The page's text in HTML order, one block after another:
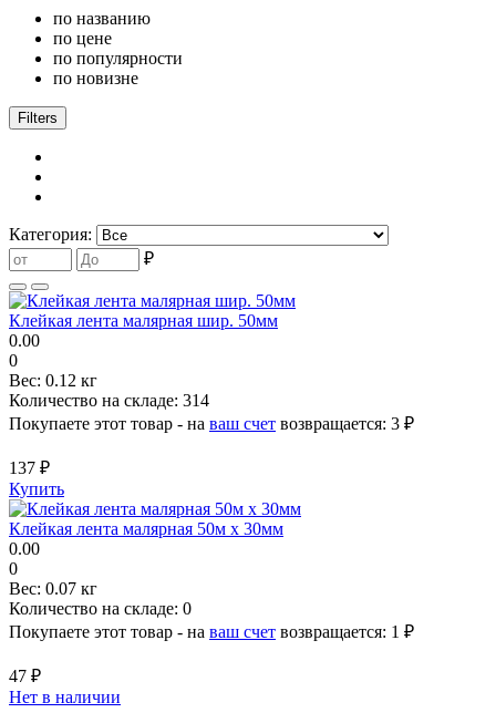
по названию
по цене
по популярности
по новизне
Filters
Категория:
₽
Клейкая лента малярная шир. 50мм
0.00
0
Вес: 0.12 кг
Количество на складе: 314
Покупаете этот товар - на ваш счет возвращается: 3 ₽
137 ₽
Купить
Клейкая лента малярная 50м х 30мм
0.00
0
Вес: 0.07 кг
Количество на складе: 0
Покупаете этот товар - на ваш счет возвращается: 1 ₽
47 ₽
Нет в наличии